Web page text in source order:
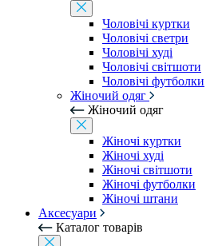
Чоловічі куртки
Чоловічі светри
Чоловічі худі
Чоловічі світшоти
Чоловічі футболки
Жіночий одяг
Жіночий одяг
Жіночі куртки
Жіночі худі
Жіночі світшоти
Жіночі футболки
Жіночі штани
Аксесуари
Каталог товарів